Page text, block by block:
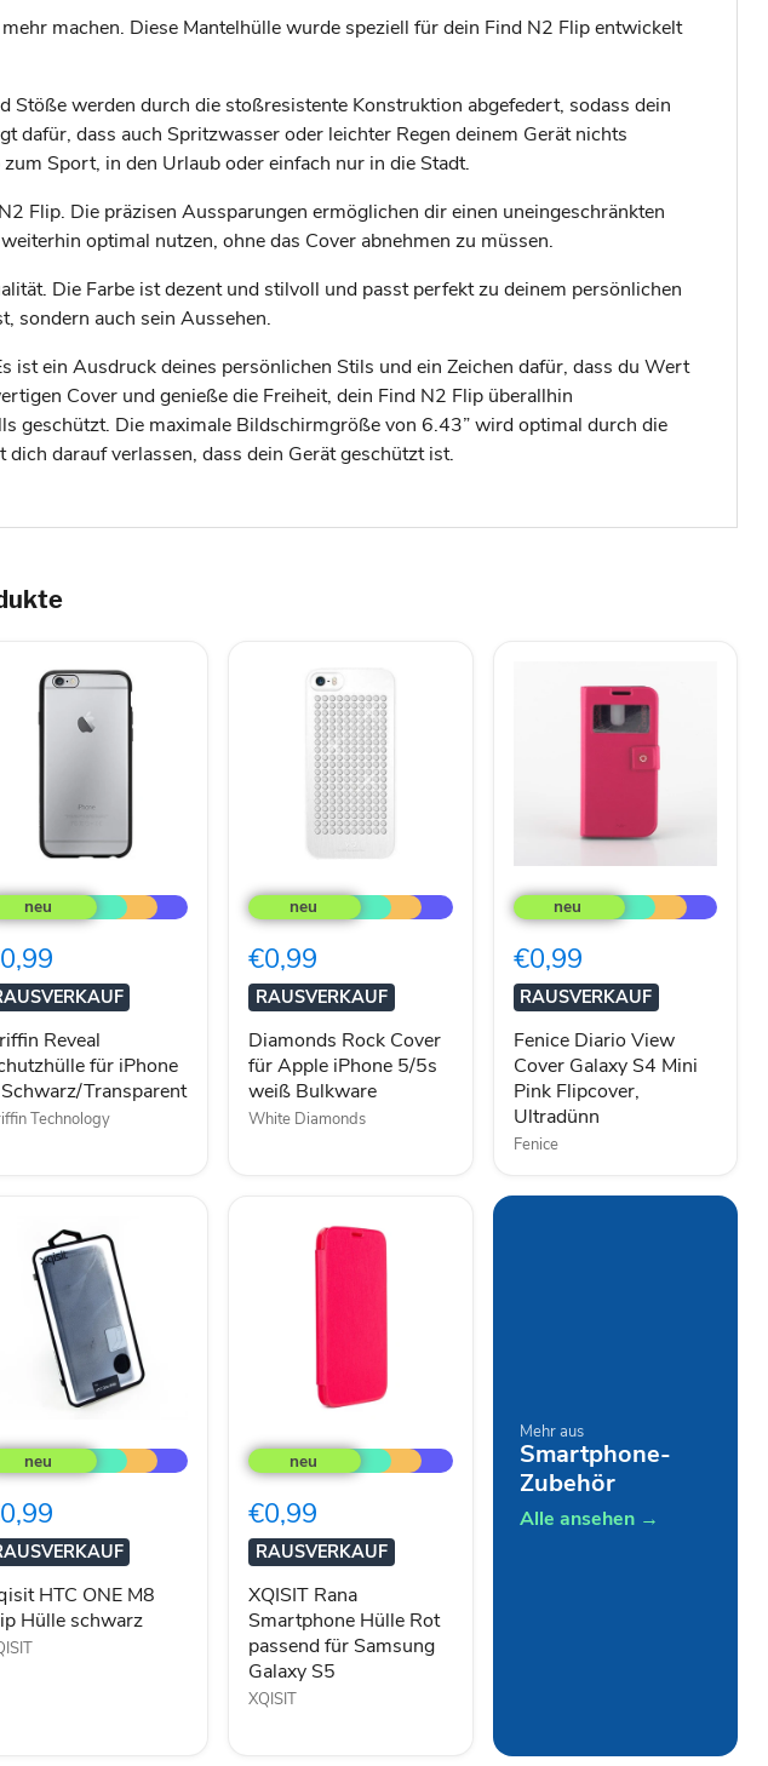
machen. Diese Mantelhülle wurde speziell für dein Find N2 Flip entwickelt
werden durch die stoßresistente Konstruktion abgefedert, sodass dein
dafür, dass auch Spritzwasser oder leichter Regen deinem Gerät nichts
Sport, in den Urlaub oder einfach nur in die Stadt.
Flip. Die präzisen Aussparungen ermöglichen dir einen uneingeschränkten
optimal nutzen, ohne das Cover abnehmen zu müssen.
Die Farbe ist dezent und stilvoll und passt perfekt zu deinem persönlichen
sondern auch sein Aussehen.
ist ein Ausdruck deines persönlichen Stils und ein Zeichen dafür, dass du Wert
Cover und genieße die Freiheit, dein Find N2 Flip überallhin
geschützt. Die maximale Bildschirmgröße von 6.43” wird optimal durch die
darauf verlassen, dass dein Gerät geschützt ist.
Transparent
Reveal
für iPhone
Transparent
Technology
Rock
Cover
Apple
iPhone
5/5s
weiß
Bulkware
€0,99
RAUSVERKAUF
Diamonds Rock Cover
für Apple iPhone 5/5s
weiß Bulkware
White Diamonds
Fenice
Diario
View
Galaxy
S4
Mini
Pink
Flipcover,
Ultradünn
€0,99
RAUSVERKAUF
Fenice Diario View
Cover Galaxy S4 Mini
Pink Flipcover,
Ultradünn
Fenice
HTC ONE M8
Hülle schwarz
Rana
Smartphone
Rot
passend
für
Samsung
Galaxy
S5
€0,99
RAUSVERKAUF
XQISIT Rana
Smartphone Hülle Rot
passend für Samsung
Galaxy S5
XQISIT
Mehr aus
Smartphone-
Zubehör
Alle ansehen →